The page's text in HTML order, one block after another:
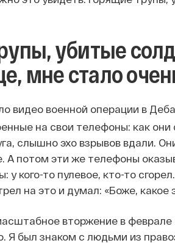
убитые
мне стало
видео военной операции в
на свои телефоны: как
слышно эхо взрывов вдали.
А потом эти же телефоны
у кого-то пулевое, кто-то
на это и думал: «Боже, какое
вторжение в
Я был знаком с людьми из